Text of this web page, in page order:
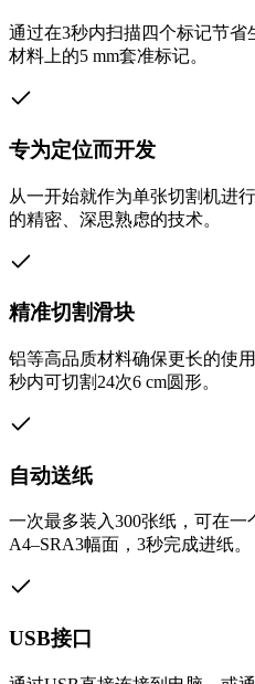
通过在3秒内扫描四个标记节省
材料上的5 mm套准标记。
专为定位而开发
从一开始就作为单张切割机
的精密、深思熟虑的技术。
精准切割滑块
铝等高品质材料确保更长的使
秒内可切割24次6 cm圆形。
自动送纸
一次最多装入300张纸，可在
A4–SRA3幅面，3秒完成进纸。
USB接口